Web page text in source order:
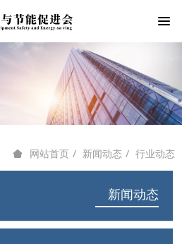
新闻动态
网站首页 新闻动态 行业动态